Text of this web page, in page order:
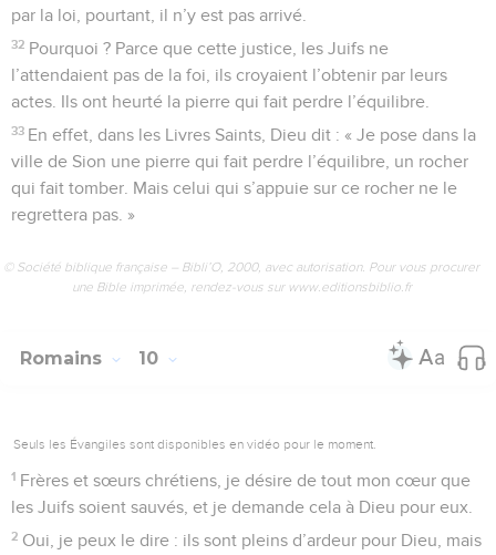
par la loi, pourtant, il n’y est pas arrivé.
32 Pourquoi ? Parce que cette justice, les Juifs ne
l’attendaient pas de la foi, ils croyaient l’obtenir par leurs
actes. Ils ont heurté la pierre qui fait perdre l’équilibre.
33 En effet, dans les Livres Saints, Dieu dit : « Je pose dans la
ville de Sion une pierre qui fait perdre l’équilibre, un rocher
qui fait tomber. Mais celui qui s’appuie sur ce rocher ne le
regrettera pas. »
© Société biblique française – Bibli’O, 2000, avec autorisation. Pour vous procurer
une Bible imprimée, rendez-vous sur www.editionsbiblio.fr
Romains 10
Seuls les Évangiles sont disponibles en vidéo pour le moment.
1 Frères et sœurs chrétiens, je désire de tout mon cœur que
les Juifs soient sauvés, et je demande cela à Dieu pour eux.
2 Oui, je peux le dire : ils sont pleins d’ardeur pour Dieu, mais